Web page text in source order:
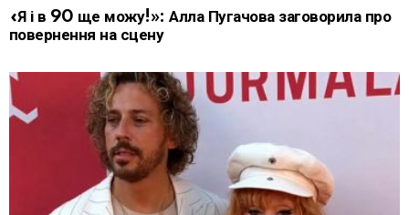
«Я і в 90 ще можу!»: Алла Пугачова заговорила про
повернення на сцену